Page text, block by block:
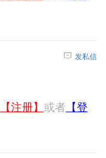
发私信
【注册】 或者 【登